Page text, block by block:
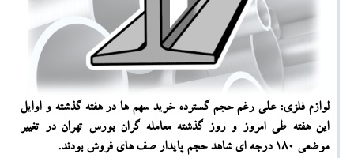
لوازم فلزی: علی رغم حجم گسترده خرید سهم ها در هفته گذشته و اوایل
این هفته طی امروز و روز گذشته معامله گران بورس تهران در تغییر
موضعی ۱۸۰ درجه ای شاهد حجم پایدار صف های فروش بودند.